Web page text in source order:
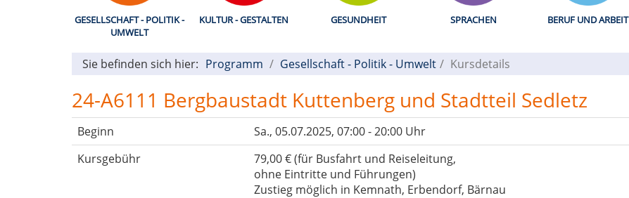
GESELLSCHAFT - POLITIK -
UMWELT
KULTUR - GESTALTEN GESUNDHEIT SPRACHEN BERUF UND ARBEIT
Sie befinden sich hier: Programm Gesellschaft - Politik - Umwelt Kursdetails
24-A6111 Bergbaustadt Kuttenberg und Stadtteil Sedletz
Beginn Sa., 05.07.2025, 07:00 - 20:00 Uhr
Kursgebühr
79,00 € (für Busfahrt und Reiseleitung,
ohne Eintritte und Führungen)
Zustieg möglich in Kemnath, Erbendorf, Bärnau